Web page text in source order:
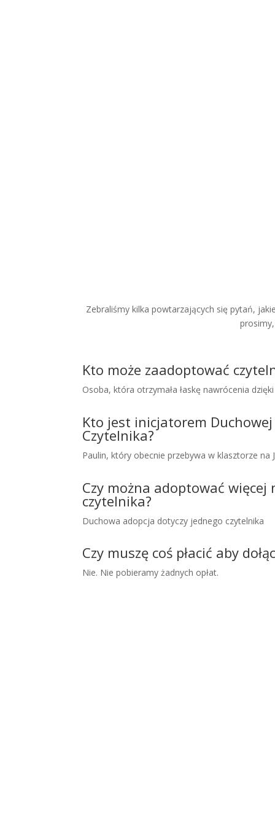
Zebraliśmy kilka powtarzających się pytań,
Kto może zaadoptować
Osoba, która otrzymała łaskę nawrócenia
Kto jest inicjatorem
Czytelnika?
Paulin, który obecnie przebywa w klasztorze na
Czy można adoptować więcej
czytelnika?
Duchowa adopcja dotyczy jednego czytelnika
Czy muszę coś płacić aby
Nie. Nie pobieramy żadnych opłat.